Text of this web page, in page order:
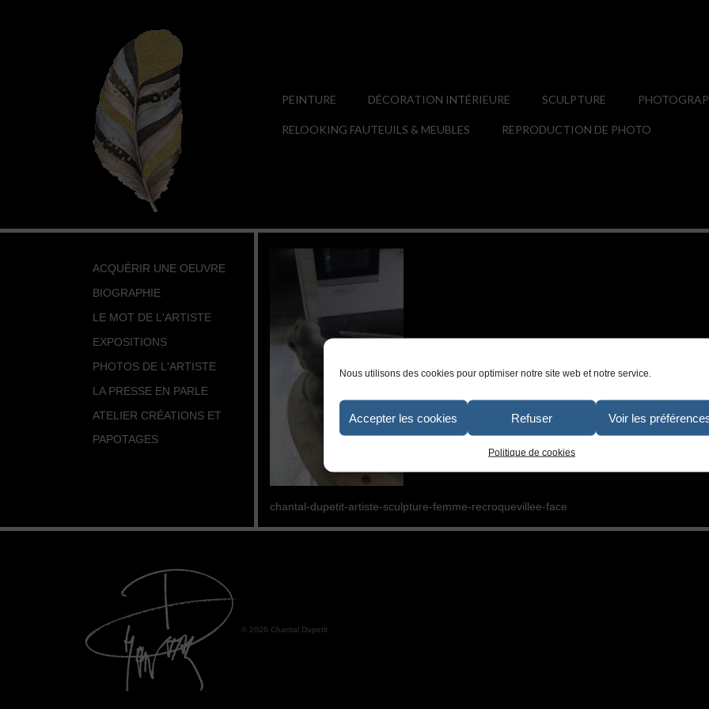
Nous utilisons des cookies pour optimiser notre site web et notre service.
Accepter les cookies Refuser Voir les
Politique de cookies
PEINTURE DÉCORATION INTÉRIEURE SCULPTURE
RELOOKING FAUTEUILS & MEUBLES REPRODUCTION DE PHOTO
chantal-dupetit-artiste-sculpture-femme-recroquevillee-face
ACQUÉRIR UNE OEUVRE
BIOGRAPHIE
LE MOT DE L'ARTISTE
EXPOSITIONS
PHOTOS DE L'ARTISTE
LA PRESSE EN PARLE
ATELIER CRÉATIONS ET
PAPOTAGES
© 2026 Chantal Dupetit